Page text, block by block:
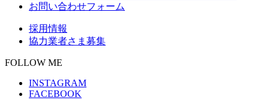
お問い合わせフォーム
採用情報
協力業者さま募集
FOLLOW ME
INSTAGRAM
FACEBOOK